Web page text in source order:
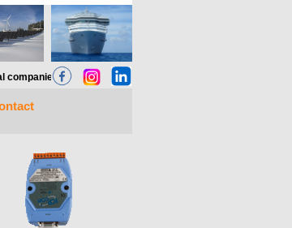
companiei germane Bender Gmbh, va pune la dispozitie